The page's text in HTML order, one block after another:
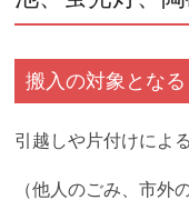
搬入の対象とな
引越しや片付けによ
（他人のごみ、市外